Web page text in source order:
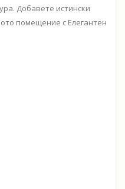
Добавете истински
помещение с Елегантен